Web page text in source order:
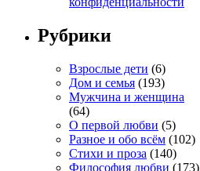
Рубрики
Взрослые дети (6)
Дом и семья (193)
Мужчина и женщина
(64)
О первой любви (5)
Разное и обо всём (102)
Стихи и проза (140)
Философия любви (173)